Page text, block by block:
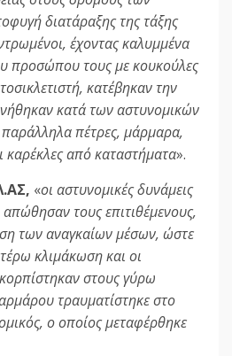
διατάραξης της τάξης
έχοντας καλυμμένα
προσώπου τους με κουκούλες
κατέβηκαν την
κατά των αστυνομικών
πέτρες, μάρμαρα,
από καταστήματα».
«οι αστυνομικές δυνάμεις
τους επιτιθέμενους,
των αναγκαίων μέσων, ώστε
κλιμάκωση και οι
στους γύρω
τραυματίστηκε στο
ο οποίος μεταφέρθηκε